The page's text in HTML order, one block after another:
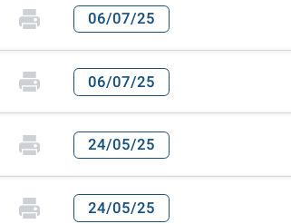
06/07/25
06/07/25
24/05/25
24/05/25